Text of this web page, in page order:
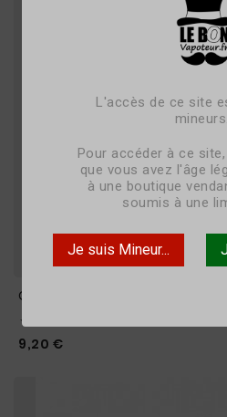
L'accès de ce site
mineurs.
Pour accéder à ce
que vous avez l'âge
à une boutique
soumis à une
Je suis Mineur...
CBD Kerozen OG - 10 ML - THE

9,20 €